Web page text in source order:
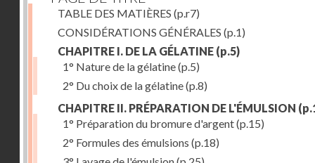
TABLE DES MATIÈRES (p.r7)
CONSIDÉRATIONS GÉNÉRALES (p.1)
CHAPITRE I. DE LA GÉLATINE (p.5)
1° Nature de la gélatine(p.5)
2° Du choix de la gélatine(p.8)
CHAPITRE II. PRÉPARATION DE L'ÉMULSION
1° Préparation du bromure d'argent(p.15)
2° Formules des émulsions (p.18)